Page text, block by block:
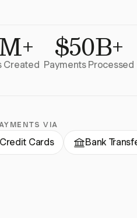
Created $50B+
Payments Processed
VIA
Credit Cards Bank